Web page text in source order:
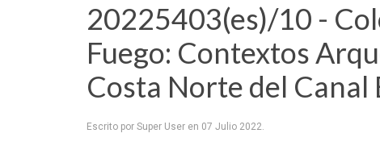
20225403(es)/10 -
Fuego: Contextos
Costa Norte del Canal
Escrito por Super User en 07 Julio 2022.